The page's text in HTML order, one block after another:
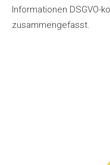
Informationen DSGVO-
zusammengefasst.